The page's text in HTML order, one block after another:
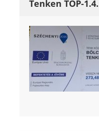
Tenken TOP-